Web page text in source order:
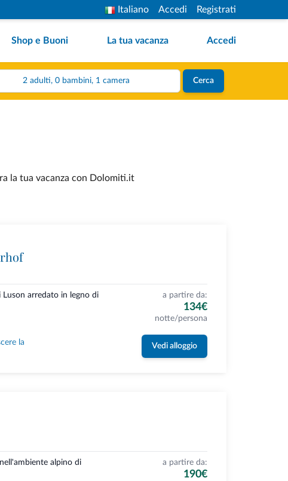
Italiano Accedi Registrati
Shop e Buoni La tua vacanza Accedi
2 adulti, 0 bambini, 1 camera Cerca
la tua vacanza con Dolomiti.it
Luson arredato in legno di
a partire da:
134€
notte/persona
la
Vedi alloggio
alpino di
a partire da:
190€